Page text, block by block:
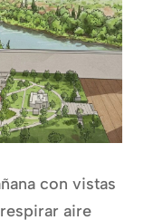
con vistas
aire